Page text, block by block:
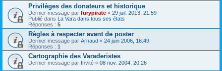
Privilèges des donateurs et historique
Dernier message par furypirate « 29 juil. 2013, 21:59
Publié dans La Vara dans tous ses états
Réponses : 5
Règles à respecter avant de poster
Dernier message par Arnaud « 24 juin 2006, 16:49
Réponses : 1
Cartographie des Varaderistes
Dernier message par Invité « 08 nov. 2004, 20:26